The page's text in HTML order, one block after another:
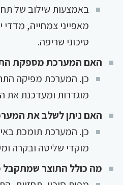
באמצעות שילוב של
מאפייני צמחייה,
סיכוני שריפה.
האם המערכת מספקת
כן. המערכת מפיקה
מוגדרות ומעדכנת
האם ניתן לשלב את
מוקדי שליטה ובקרה
מה כולל התוצר